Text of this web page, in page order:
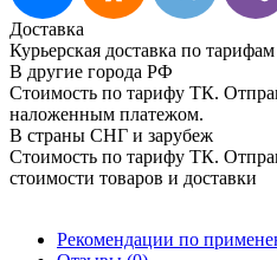
Доставка
Курьерская доставка по
В другие города РФ
Стоимость по тарифу ТК.
наложенным платежом.
В страны СНГ и зарубеж
Стоимость по тарифу ТК.
стоимости товаров и доставки
Рекомендации по